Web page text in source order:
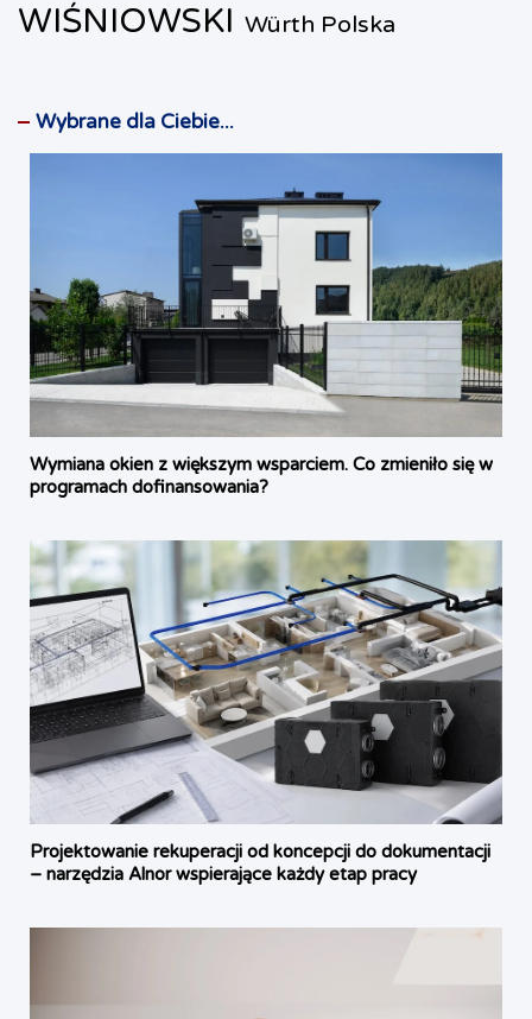
WIŚNIOWSKI Würth Polska
Wybrane dla Ciebie...
Wymiana okien z większym wsparciem. Co zmieniło się w
programach dofinansowania?
Projektowanie rekuperacji od koncepcji do dokumentacji
– narzędzia Alnor wspierające każdy etap pracy